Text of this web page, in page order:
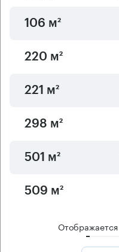
106 м²
220 м²
221 м²
298 м²
501 м²
509 м²
Отображается